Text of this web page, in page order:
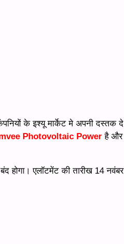
के इश्यू मार्केट मे अपनी दस्तक दे
Photovoltaic Power है और
एलॉटमेंट की तारीख 14 नवंबर